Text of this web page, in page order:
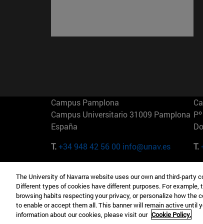
Campus Pamplona
Campus Universitario 31009 Pamplona
España
T.+34 948 42 56 00 info@unav.es
T.
Camino del Cerro Águila 3 28023
Madrid España
T.+34 912 11 30 00
T.
The University of Navarra website uses our own and third-party
Different types of cookies have different purposes. For
browsing habits respecting your privacy, or personalize how
to enable or accept them all. This banner will remain active until
information about our cookies, please visit our Cookie Policy.